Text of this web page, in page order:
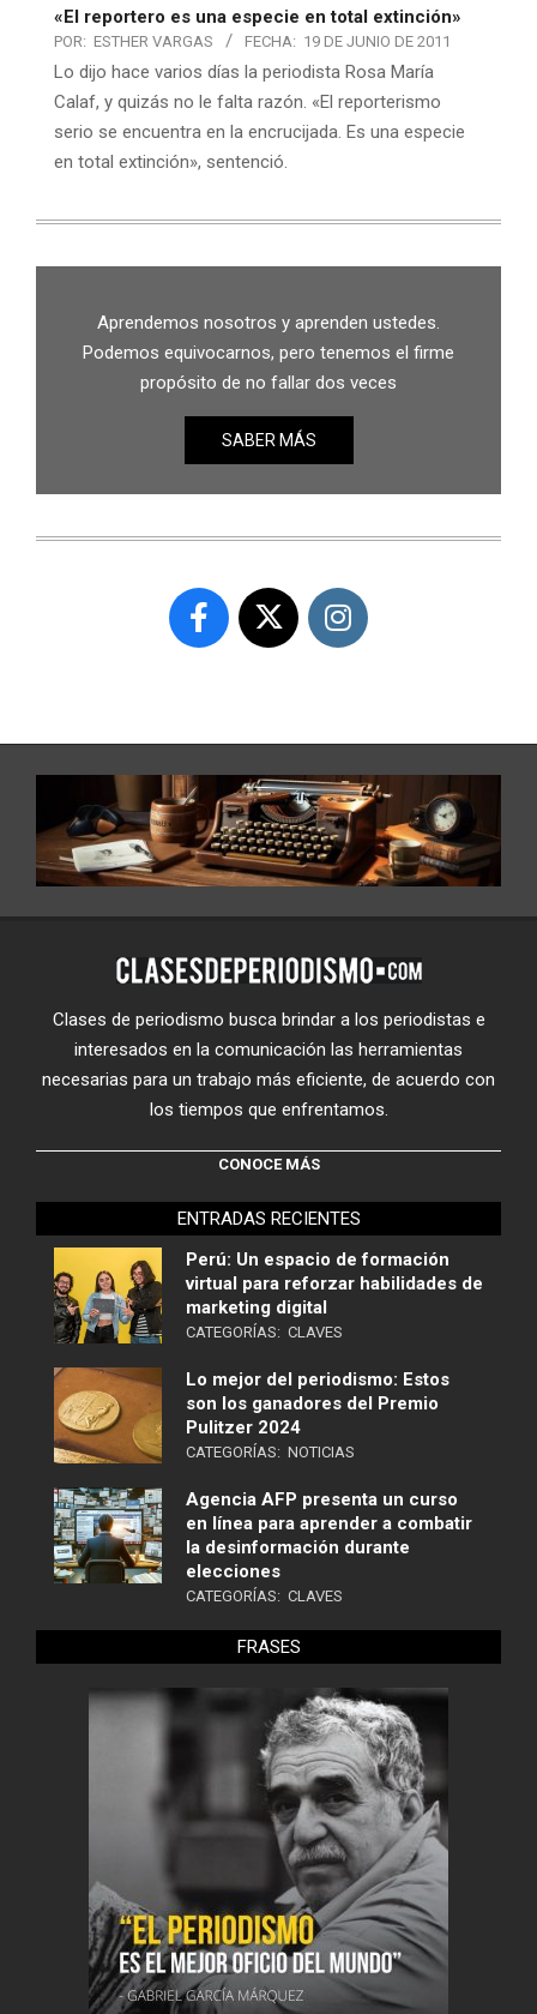
«El reportero es una especie en total extinción»
POR: ESTHER VARGAS FECHA: 19 DE JUNIO DE 2011
Lo dijo hace varios días la periodista Rosa María
Calaf, y quizás no le falta razón. «El reporterismo
serio se encuentra en la encrucijada. Es una especie
en total extinción», sentenció.
Aprendemos nosotros y aprenden ustedes.
Podemos equivocarnos, pero tenemos el firme
propósito de no fallar dos veces
SABER MÁS
Clases de periodismo busca brindar a los periodistas e
interesados en la comunicación las herramientas
necesarias para un trabajo más eficiente, de acuerdo con
los tiempos que enfrentamos.
CONOCE MÁS
ENTRADAS RECIENTES
Perú: Un espacio de formación
virtual para reforzar habilidades de
marketing digital
CATEGORÍAS: CLAVES
Lo mejor del periodismo: Estos
son los ganadores del Premio
Pulitzer 2024
CATEGORÍAS: NOTICIAS
Agencia AFP presenta un curso
en línea para aprender a combatir
la desinformación durante
elecciones
CATEGORÍAS: CLAVES
FRASES